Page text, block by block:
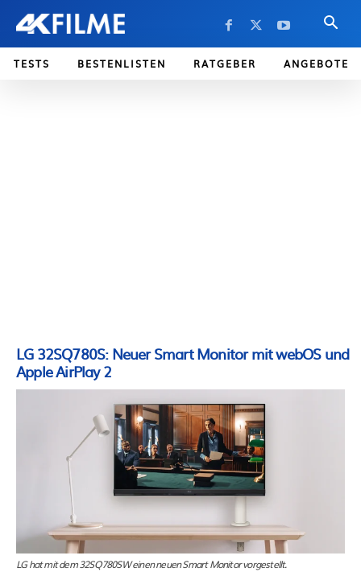
TESTS BESTENLISTEN RATGEBER ANGEBOTE
LG 32SQ780S: Neuer Smart Monitor mit webOS und
Apple AirPlay 2
LG hat mit dem 32SQ780SW einen neuen Smart Monitor vorgestellt.